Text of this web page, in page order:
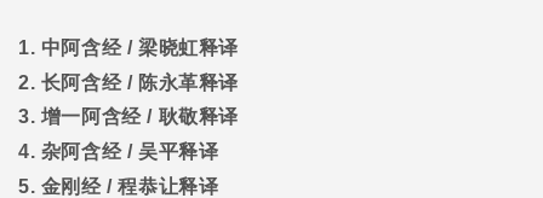
1. 中阿含经/梁晓虹释译
2. 长阿含经/ 陈永革释译
3. 增一阿含经/ 耿敬释译
4. 杂阿含经/吴平释译
5. 金刚经/程恭让释译